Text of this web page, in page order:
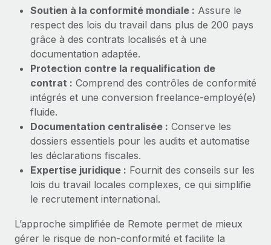
dans le monde entier
Création d’entité
Établissez des entités rapidement et en toute
conformité
Mobilité et déménagement international
Organisez facilement le déménagement de vos
employés
Avantages sociaux
Gérez facilement les avantages sociaux
Taxes
Explorer le blog
BLOG
Mises à jour des produits de Remote :
Intégrations Gusto et Xero et Gestion des
freelances Plus
Remote a toujours pour mission d'aider les entreprises de
toute taille à embaucher, gérer et payer...
En savoir plus
Comment Phiture gère ses 55 employés
répartis dans 19 pays grâce à Remote
Soutien à la conformité mondiale : Assure le
respect des lois du travail dans plus de 200 pays
grâce à des contrats localisés et à une
documentation adaptée.
Protection contre la requalification de
contrat : Comprend des contrôles de conformité
intégrés et une conversion freelance‑employé(e)
fluide.
Documentation centralisée : Conserve les
dossiers essentiels pour les audits et automatise
les déclarations fiscales.
Expertise juridique : Fournit des conseils sur les
lois du travail locales complexes, ce qui simplifie
le recrutement international.
L’approche simplifiée de Remote permet de mieux
gérer le risque de non‑conformité et facilite la